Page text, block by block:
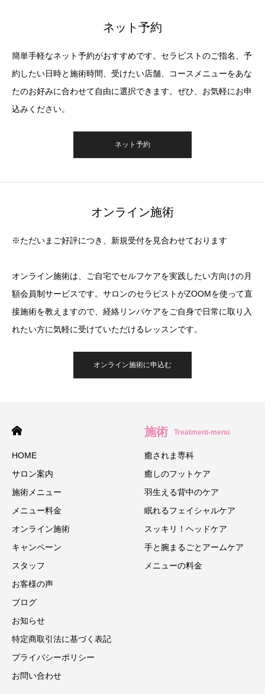
ネット予約
簡単手軽なネット予約がおすすめです。セラピストのご指名、予
約したい日時と施術時間、受けたい店舗、コースメニューをあな
たのお好みに合わせて自由に選択できます。ぜひ、お気軽にお申
込みください。
ネット予約
オンライン施術
※ただいまご好評につき、新規受付を見合わせております
オンライン施術は、ご自宅でセルフケアを実践したい方向けの月
額会員制サービスです。サロンのセラピストがZOOMを使って直
接施術を教えますので、経絡リンパケアをご自身で日常に取り入
れたい方に気軽に受けていただけるレッスンです。
オンライン施術に申込む
HOME
サロン案内
施術メニュー
メニュー料金
オンライン施術
キャンペーン
スタッフ
お客様の声
ブログ
お知らせ
特定商取引法に基づく表記
プライバシーポリシー
お問い合わせ
施術 Treatment-menu
癒されま専科
癒しのフットケア
羽生える背中のケア
眠れるフェイシャルケア
スッキリ！ヘッドケア
手と腕まるごとアームケア
メニューの料金